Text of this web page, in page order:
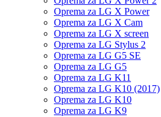
Oprema za LG X Power
Oprema za LG X Cam
Oprema za LG X screen
Oprema za LG Stylus 2
Oprema za LG G5 SE
Oprema za LG G5
Oprema za LG K11
Oprema za LG K10 (2017)
Oprema za LG K10
Oprema za LG K9